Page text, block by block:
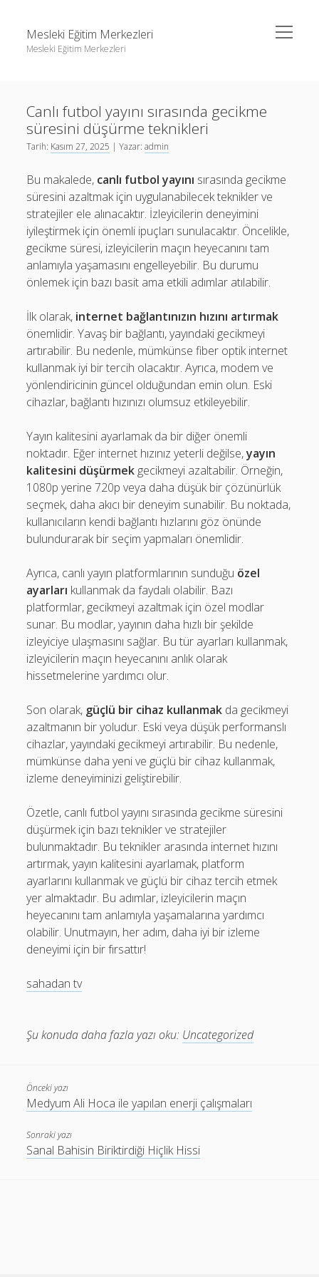
Mesleki Eğitim Merkezleri
Mesleki Eğitim Merkezleri
menüyü
aç
Liste
Sayfa Listesi
Twitter Gizli Hesaba Nasıl Bakılır
Igtv Yorum Yükseltme Hilesi
Sayfa Listesi
Threads Beğeni Arttırma
Twitter Gizli Hesaba Nasıl Bakılır
Canlı futbol yayını sırasında gecikme
süresini düşürme teknikleri
Tarih: Kasım 27, 2025 | Yazar:admin
Bu makalede, canlı futbol yayını sırasında gecikme
süresini azaltmak için uygulanabilecek teknikler ve
stratejiler ele alınacaktır. İzleyicilerin deneyimini
iyileştirmek için önemli ipuçları sunulacaktır. Öncelikle,
gecikme süresi, izleyicilerin maçın heyecanını tam
anlamıyla yaşamasını engelleyebilir. Bu durumu
önlemek için bazı basit ama etkili adımlar atılabilir.
İlk olarak, internet bağlantınızın hızını artırmak
önemlidir. Yavaş bir bağlantı, yayındaki gecikmeyi
artırabilir. Bu nedenle, mümkünse fiber optik internet
kullanmak iyi bir tercih olacaktır. Ayrıca, modem ve
yönlendiricinin güncel olduğundan emin olun. Eski
cihazlar, bağlantı hızınızı olumsuz etkileyebilir.
Yayın kalitesini ayarlamak da bir diğer önemli
noktadır. Eğer internet hızınız yeterli değilse,yayın
kalitesini düşürmek gecikmeyi azaltabilir. Örneğin,
1080p yerine 720p veya daha düşük bir çözünürlük
seçmek, daha akıcı bir deneyim sunabilir. Bu noktada,
kullanıcıların kendi bağlantı hızlarını göz önünde
bulundurarak bir seçim yapmaları önemlidir.
Ayrıca, canlı yayın platformlarının sunduğu özel
ayarları kullanmak da faydalı olabilir. Bazı
platformlar, gecikmeyi azaltmak için özel modlar
sunar. Bu modlar, yayının daha hızlı bir şekilde
izleyiciye ulaşmasını sağlar. Bu tür ayarları kullanmak,
izleyicilerin maçın heyecanını anlık olarak
hissetmelerine yardımcı olur.
Son olarak, güçlü bir cihaz kullanmak da gecikmeyi
azaltmanın bir yoludur. Eski veya düşük performanslı
cihazlar, yayındaki gecikmeyi artırabilir. Bu nedenle,
mümkünse daha yeni ve güçlü bir cihaz kullanmak,
izleme deneyiminizi geliştirebilir.
Özetle, canlı futbol yayını sırasında gecikme süresini
düşürmek için bazı teknikler ve stratejiler
bulunmaktadır. Bu teknikler arasında internet hızını
artırmak, yayın kalitesini ayarlamak, platform
ayarlarını kullanmak ve güçlü bir cihaz tercih etmek
yer almaktadır. Bu adımlar, izleyicilerin maçın
heyecanını tam anlamıyla yaşamalarına yardımcı
olabilir. Unutmayın, her adım, daha iyi bir izleme
deneyimi için bir fırsattır!
sahadan tv
Şu konuda daha fazla yazı oku: Uncategorized
Önceki yazı
Medyum Ali Hoca ile yapılan enerji çalışmaları
Sonraki yazı
Sanal Bahisin Biriktirdiği Hiçlik Hissi